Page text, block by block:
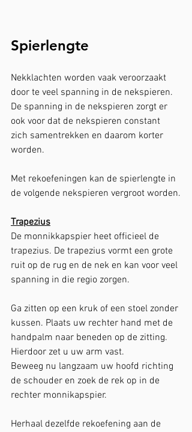
Spierlengte
Nekklachten worden vaak veroorzaakt
door te veel spanning in de nekspieren.
De spanning in de nekspieren zorgt er
ook voor dat de nekspieren constant
zich samentrekken en daarom korter
worden.
Met rekoefeningen kan de spierlengte in
de volgende nekspieren vergroot worden.
Trapezius
De monnikkapspier heet officieel de
trapezius. De trapezius vormt een grote
ruit op de rug en de nek en kan voor veel
spanning in die regio zorgen.
Ga zitten op een kruk of een stoel zonder
kussen. Plaats uw rechter hand met de
handpalm naar beneden op de zitting.
Hierdoor zet u uw arm vast.
Beweeg nu langzaam uw hoofd richting
de schouder en zoek de rek op in de
rechter monnikapspier.
Herhaal dezelfde rekoefening aan de